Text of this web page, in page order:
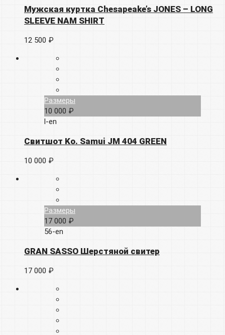
Мужская куртка Chesapeake’s JONES – LONG
SLEEVE NAM SHIRT
12 500 ₽
Размеры
10 000 ₽
l-en
Свитшот Ko. Samui JM 404 GREEN
10 000 ₽
Размеры
17 000 ₽
56-en
GRAN SASSO Шерстяной свитер
17 000 ₽